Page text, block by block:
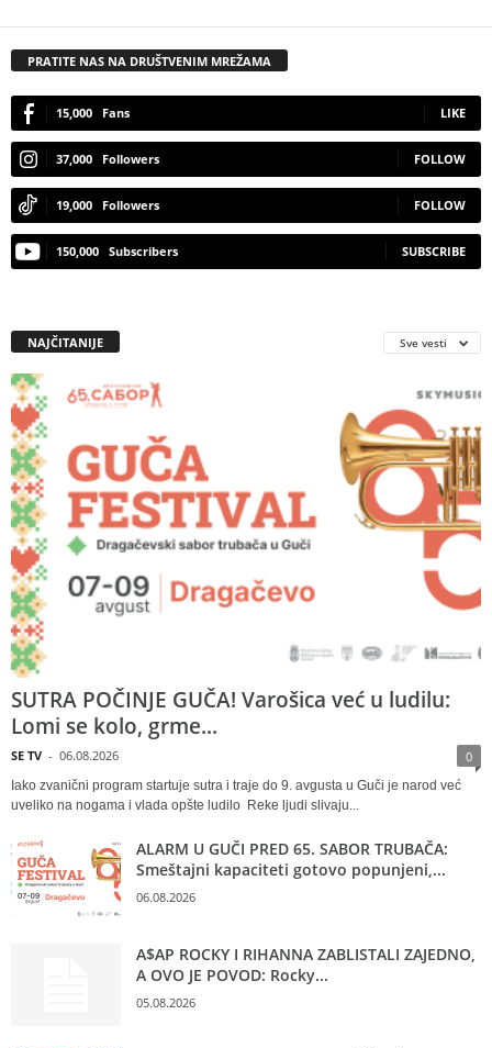
PRATITE NAS NA DRUŠTVENIM MREŽAMA
15,000 Fans LIKE
37,000 Followers FOLLOW
19,000 Followers FOLLOW
150,000 Subscribers SUBSCRIBE
NAJČITANIJE Sve vesti
SUTRA POČINJE GUČA! Varošica već u ludilu:
Lomi se kolo, grme...
SE TV - 06.08.2026 0
Iako zvanični program startuje sutra i traje do 9. avgusta u Guči je narod već
uveliko na nogama i vlada opšte ludilo Reke ljudi slivaju...
ALARM U GUČI PRED 65. SABOR TRUBAČA:
Smeštajni kapaciteti gotovo popunjeni,...
06.08.2026
A$AP ROCKY I RIHANNA ZABLISTALI ZAJEDNO,
A OVO JE POVOD: Rocky...
05.08.2026